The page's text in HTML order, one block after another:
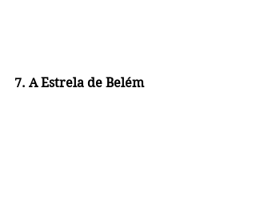
7. A Estrela de Belém